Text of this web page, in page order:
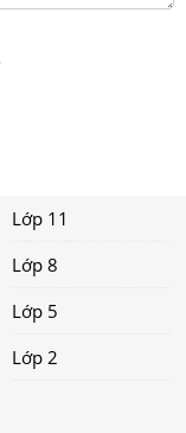
Lớp 11
Lớp 8
Lớp 5
Lớp 2